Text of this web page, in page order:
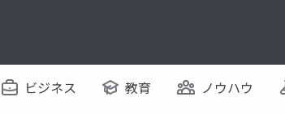
ビジネス 教育 ノウハウ